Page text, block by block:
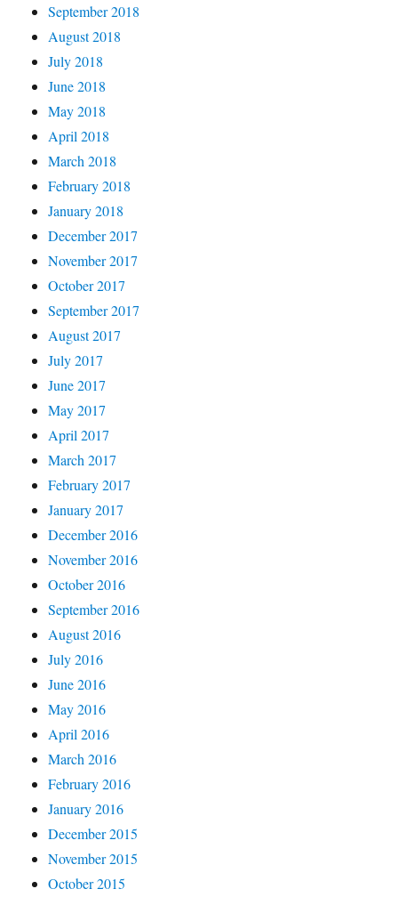
September 2018
August 2018
July 2018
June 2018
May 2018
April 2018
March 2018
February 2018
January 2018
December 2017
November 2017
October 2017
September 2017
August 2017
July 2017
June 2017
May 2017
April 2017
March 2017
February 2017
January 2017
December 2016
November 2016
October 2016
September 2016
August 2016
July 2016
June 2016
May 2016
April 2016
March 2016
February 2016
January 2016
December 2015
November 2015
October 2015